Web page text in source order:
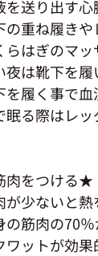
を送り出す
の重ね履き
らはぎのマ
夜は靴下を
を履く事で
眠る際はレ
をつける★
が少ないと
の筋肉の70
ワットが効果